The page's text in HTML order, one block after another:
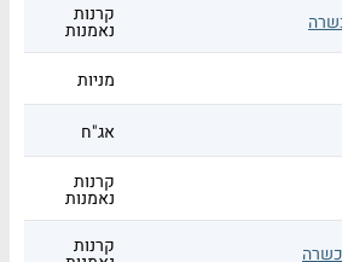
קרנות
נאמנות
מניות
אג"ח
קרנות
נאמנות
קרנות